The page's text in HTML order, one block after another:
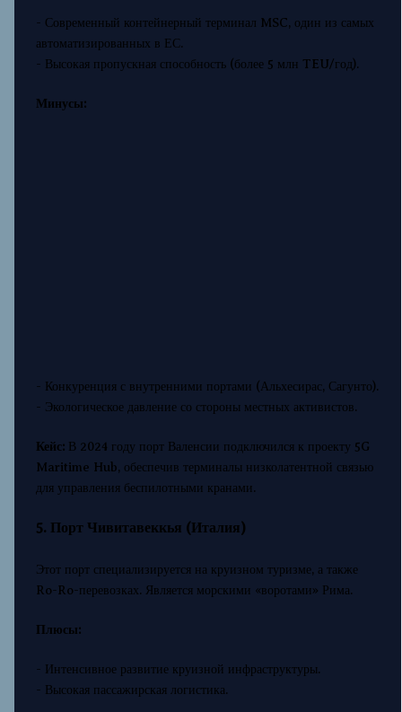
- Современный контейнерный терминал MSC, один из самых
автоматизированных в ЕС.
- Высокая пропускная способность (более 5 млн TEU/год).
Минусы:
- Конкуренция с внутренними портами (Альхесирас, Сагунто).
- Экологическое давление со стороны местных активистов.
Кейс:В 2024 году порт Валенсии подключился к проекту 5G
Maritime Hub, обеспечив терминалы низколатентной связью
для управления беспилотными кранами.
5. Порт Чивитавеккья (Италия)
Этот порт специализируется на круизном туризме, а также
Ro-Ro-перевозках. Является морскими «воротами» Рима.
Плюсы:
- Интенсивное развитие круизной инфраструктуры.
- Высокая пассажирская логистика.